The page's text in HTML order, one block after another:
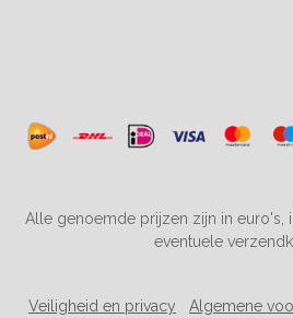
Alle genoemde prijzen zijn in euro's,
eventuele
Veiligheid en privacy Algemene